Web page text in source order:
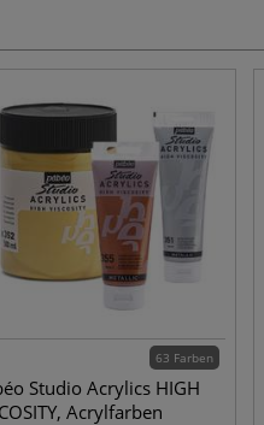
63 Farben
Studio Acrylics HIGH
Acrylfarben